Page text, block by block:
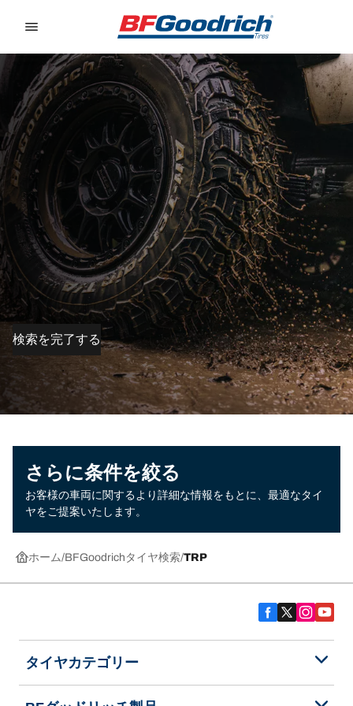
検索を完了する
さらに条件を絞る
お客様の車両に関するより詳細な情報をもとに、最適なタイ
ヤをご提案いたします。
ホーム BFGoodrichタイヤ検索 TRP
タイヤカテゴリー